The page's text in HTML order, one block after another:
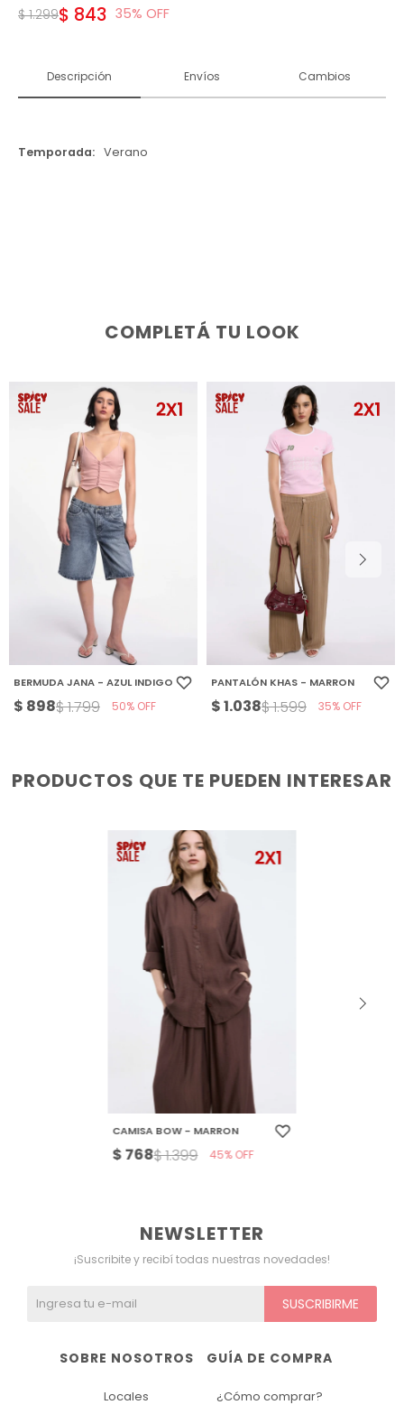
$ 843
$ 1.299 35
Descripción Envíos Cambios
Temporada Verano
COMPLETÁ TU LOOK
BERMUDA JANA - AZUL INDIGO
$ 898$1.799 50
PANTALÓN KHAS - MARRON
$1.038$1.599 35
PRODUCTOS QUE TE PUEDEN INTERESAR
CAMISA BOW - MARRON
$768$1.399 45
GUÍA DE COMPRA
¿Cómo comprar?
SOBRE NOSOTROS
Locales
NEWSLETTER
¡Suscribite y recibí todas nuestras novedades!
SUSCRIBIRME